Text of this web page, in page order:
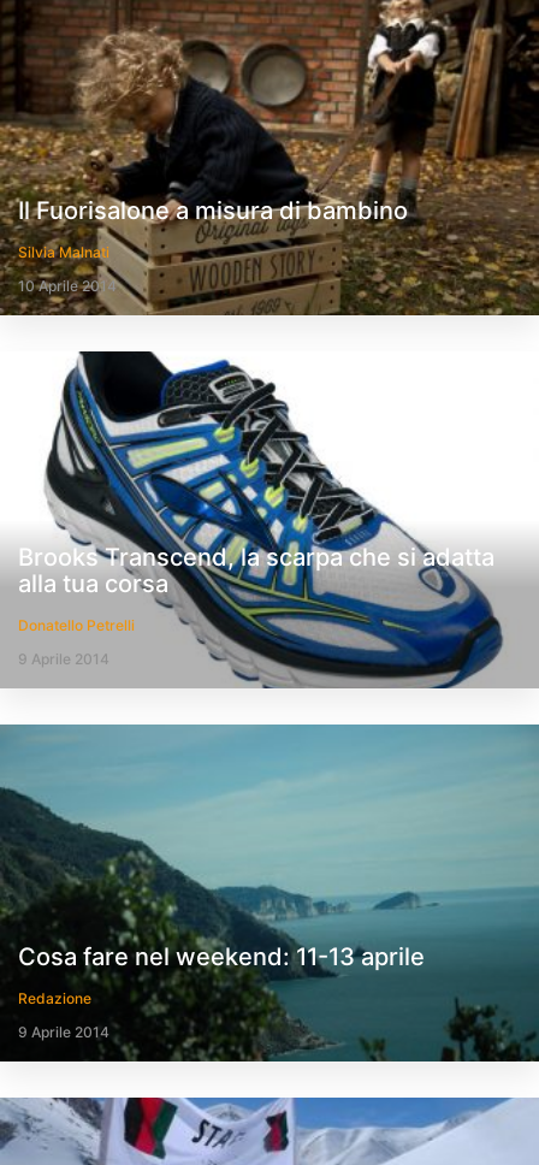
Il Fuorisalone a misura di bambino
Silvia Malnati
10 Aprile 2014
Brooks Transcend, la scarpa che si adatta
alla tua corsa
Donatello Petrelli
9 Aprile 2014
Cosa fare nel weekend: 11-13 aprile
Redazione
9 Aprile 2014